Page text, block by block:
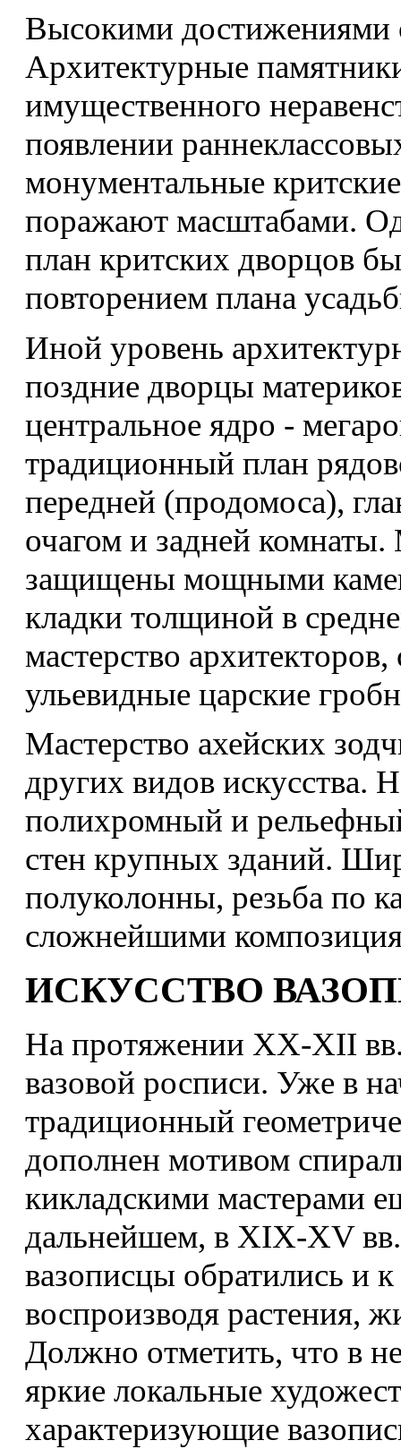
Высокими достижениями
Архитектурные
имущественного
появлении
монументальные
поражают масштабами.
план критских дворцов
повторением плана
Иной уровень
поздние дворцы
центральное ядро -
традиционный план
передней (продомоса),
очагом и задней
защищены мощными
кладки толщиной в
мастерство
ульевидные царские
Мастерство ахейских
других видов искусства.
полихромный и
стен крупных зданий.
полуколонны, резьба по
сложнейшими
ИСКУССТВО
На протяжении XX-XII вв.
вазовой росписи. Уже в
традиционный
дополнен мотивом
кикладскими мастерами
дальнейшем, в XIX-XV
вазописцы обратились и
воспроизводя растения,
Должно отметить, что в
яркие локальные
характеризующие